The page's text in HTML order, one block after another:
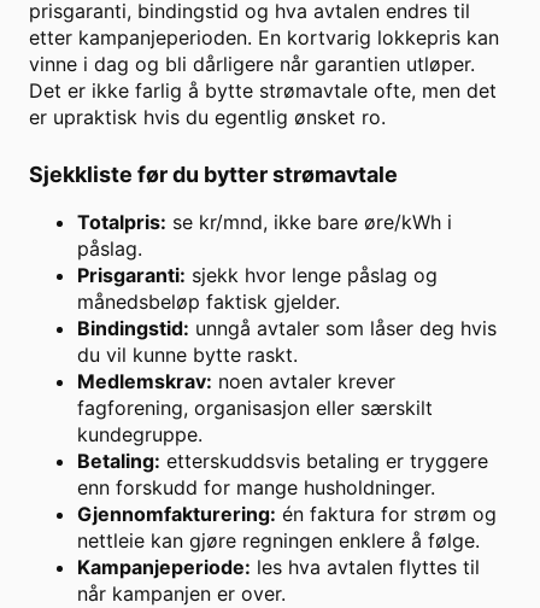
prisgaranti, bindingstid og hva avtalen endres til
etter kampanjeperioden. En kortvarig lokkepris kan
vinne i dag og bli dårligere når garantien utløper.
Det er ikke farlig å bytte strømavtale ofte, men det
er upraktisk hvis du egentlig ønsket ro.
Sjekkliste før du bytter strømavtale
Totalpris: se kr/mnd, ikke bare øre/kWh i
påslag.
Prisgaranti: sjekk hvor lenge påslag og
månedsbeløp faktisk gjelder.
Bindingstid: unngå avtaler som låser deg hvis
du vil kunne bytte raskt.
Medlemskrav: noen avtaler krever
fagforening, organisasjon eller særskilt
kundegruppe.
Betaling: etterskuddsvis betaling er tryggere
enn forskudd for mange husholdninger.
Gjennomfakturering: én faktura for strøm og
nettleie kan gjøre regningen enklere å følge.
Kampanjeperiode: les hva avtalen flyttes til
når kampanjen er over.